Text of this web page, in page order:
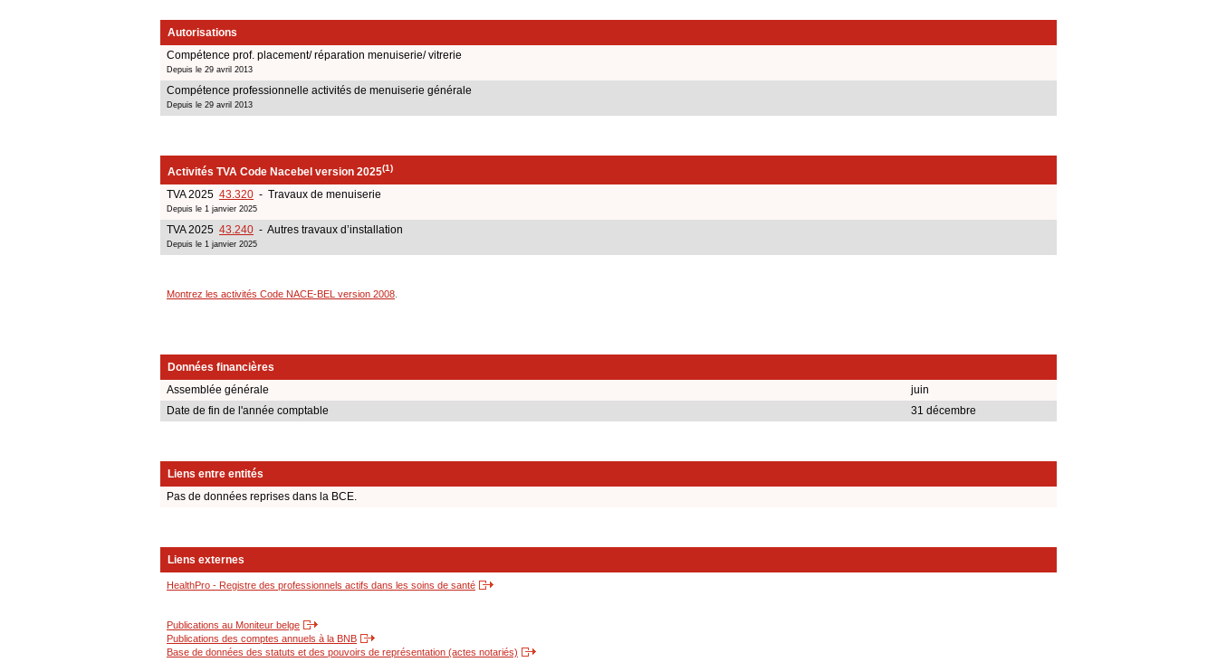
Autorisations
Compétence prof. placement/ réparation menuiserie/ vitrerie
Depuis le 29 avril 2013
Compétence professionnelle activités de menuiserie générale
Depuis le 29 avril 2013
Activités TVA Code Nacebel version 2025(1)
TVA 2025 43.320 - Travaux de menuiserie
Depuis le 1 janvier 2025
TVA 2025 43.240 - Autres travaux d’installation
Depuis le 1 janvier 2025
Montrez les activités Code NACE-BEL version 2008
Données financières
Assemblée générale
juin
Date de fin de l'année comptable
31 décembre
Liens entre entités
Pas de données reprises dans la BCE.
Liens externes
HealthPro - Registre des professionnels actifs dans les soins de santé
Publications au Moniteur belge
Publications des comptes annuels à la BNB
Base de données des statuts et des pouvoirs de représentation (actes notariés)